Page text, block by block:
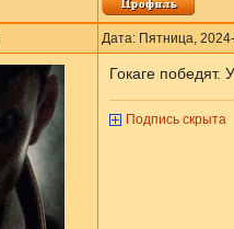
Дата: Пятница,
Гокаге победят.
Подпись скрыта